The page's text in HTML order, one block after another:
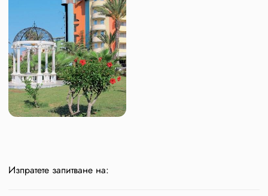
Изпратете запитване на: